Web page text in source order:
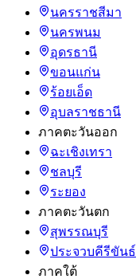
นครราชสีมา
นครพนม
อุดรธานี
ขอนแก่น
ร้อยเอ็ด
อุบลราชธานี
ภาคตะวันออก
ฉะเชิงเทรา
ชลบุรี
ระยอง
ภาคตะวันตก
สุพรรณบุรี
ประจวบคีรีขันธ์
ภาคใต้